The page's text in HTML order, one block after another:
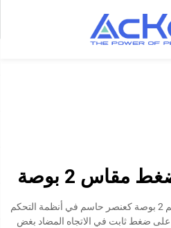
مقاس 2 بوصة
تعمل صمامات تنظيم الضغط بحجم 2 بوصة كعنصر حاسم في أنظمة التحكم
على ضغط ثابت في الاتجاه المضاد بغض